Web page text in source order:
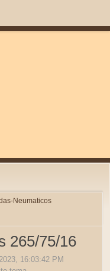
Neumaticos
265/75/16
16:03:42 PM